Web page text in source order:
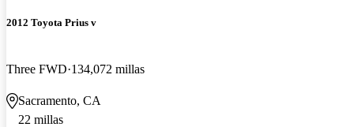
2012 Toyota Prius v
Three FWD 134,072 millas
Sacramento, CA
22 millas